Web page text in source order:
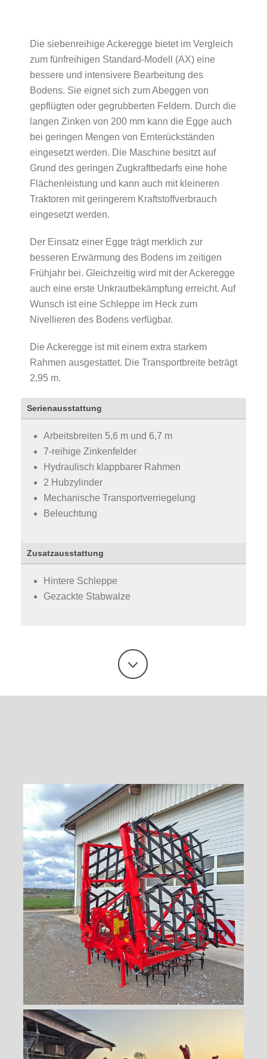
Die siebenreihige Ackeregge bietet im Vergleich
zum fünfreihigen Standard-Modell (AX) eine
bessere und intensivere Bearbeitung des
Bodens. Sie eignet sich zum Abeggen von
gepflügten oder gegrubberten Feldern. Durch die
langen Zinken von 200 mm kann die Egge auch
bei geringen Mengen von Ernterückständen
eingesetzt werden. Die Maschine besitzt auf
Grund des geringen Zugkraftbedarfs eine hohe
Flächenleistung und kann auch mit kleineren
Traktoren mit geringerem Kraftstoffverbrauch
eingesetzt werden.
Der Einsatz einer Egge trägt merklich zur
besseren Erwärmung des Bodens im zeitigen
Frühjahr bei. Gleichzeitig wird mit der Ackeregge
auch eine erste Unkrautbekämpfung erreicht. Auf
Wunsch ist eine Schleppe im Heck zum
Nivellieren des Bodens verfügbar.
Die Ackeregge ist mit einem extra starkem
Rahmen ausgestattet. Die Transportbreite beträgt
2,95 m.
Serienausstattung
Arbeitsbreiten 5,6 m und 6,7 m
7-reihige Zinkenfelder
Hydraulisch klappbarer Rahmen
2 Hubzylinder
Mechanische Transportverriegelung
Beleuchtung
Zusatzausstattung
Hintere Schleppe
Gezackte Stabwalze